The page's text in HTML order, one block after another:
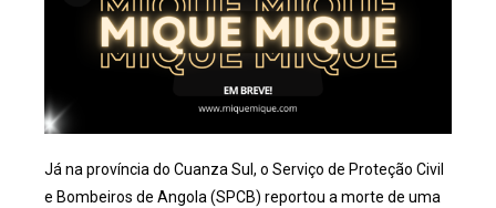
Já na província do Cuanza Sul, o Serviço de Proteção Civil
e Bombeiros de Angola (SPCB) reportou a morte de uma